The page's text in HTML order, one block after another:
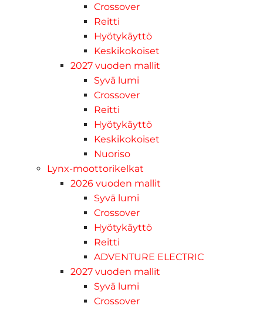
Crossover
Reitti
Hyötykäyttö
Keskikokoiset
2027 vuoden mallit
Syvä lumi
Crossover
Reitti
Hyötykäyttö
Keskikokoiset
Nuoriso
Lynx-moottorikelkat
2026 vuoden mallit
Syvä lumi
Crossover
Hyötykäyttö
Reitti
ADVENTURE ELECTRIC
2027 vuoden mallit
Syvä lumi
Crossover